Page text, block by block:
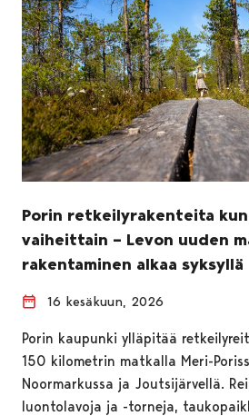
Porin retkeilyrakenteita
vaiheittain – Levon uuden
rakentaminen alkaa syksyllä
16 kesäkuun, 2026
Porin kaupunki ylläpitää
150 kilometrin matkalla Meri-
Noormarkussa ja Joutsijärvellä.
luontolavoja ja -torneja,